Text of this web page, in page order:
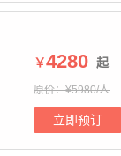
￥4280 起
原价：¥5980/人
立即预订